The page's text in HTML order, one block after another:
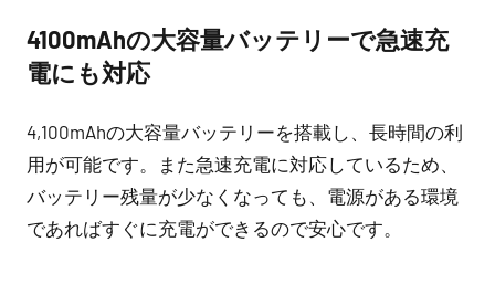
4100mAhの大容量バッテリーで急速充
電にも対応
4,100mAhの大容量バッテリーを搭載し、長時間の利
用が可能です。また急速充電に対応しているため、
バッテリー残量が少なくなっても、電源がある環境
であればすぐに充電ができるので安心です。